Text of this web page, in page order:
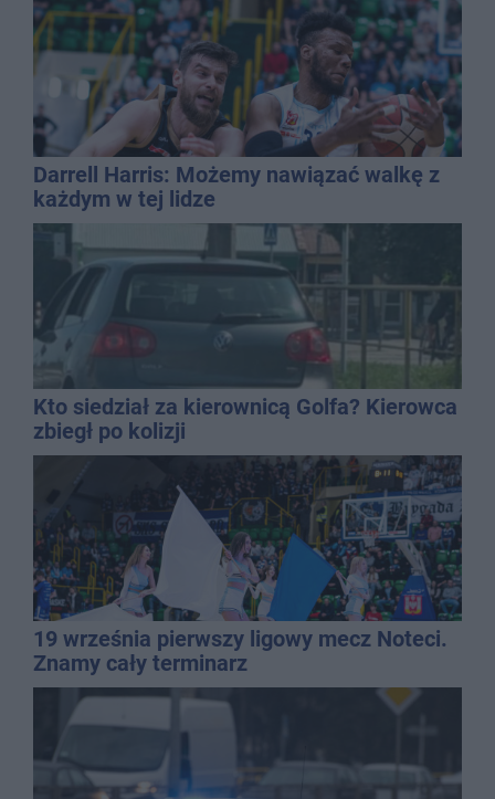
Darrell Harris: Możemy nawiązać walkę z
każdym w tej lidze
Kto siedział za kierownicą Golfa? Kierowca
zbiegł po kolizji
19 września pierwszy ligowy mecz Noteci.
Znamy cały terminarz